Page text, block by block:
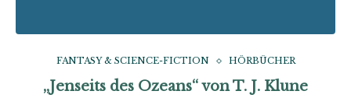
FANTASY & SCIENCE-FICTION HÖRBÜCHER
„Jenseits des Ozeans“ von T. J. Klune